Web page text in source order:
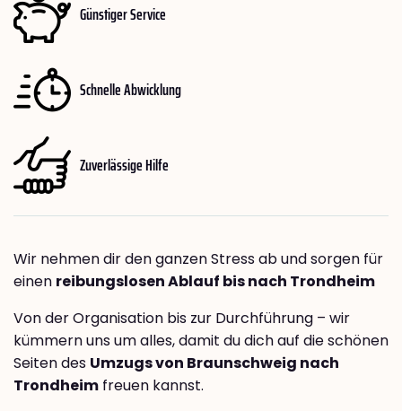
Günstiger Service
Schnelle Abwicklung
Zuverlässige Hilfe
Wir nehmen dir den ganzen Stress ab und sorgen für
einen reibungslosen Ablauf bis nach Trondheim
Von der Organisation bis zur Durchführung – wir
kümmern uns um alles, damit du dich auf die schönen
Seiten des Umzugs von Braunschweig nach
Trondheim freuen kannst.